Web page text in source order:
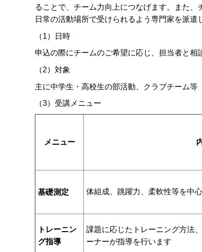
ることで、チーム力向上につなげます。また
日常の活動場所で受けられるよう専門家を派遣
（1）日時
申込の際にチームのご希望に応じ、担当者と相
（2）対象
主に中学生・高校生の部活動、クラブチーム等
（3）受講メニュー
メニュー
基礎測定 体組成、跳躍力、柔軟性等を中
トレーニン
グ指導
課題に応じたトレーニング方法
ーナーが指導を行います